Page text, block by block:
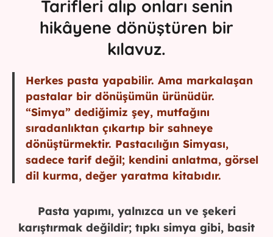
Tarifleri alıp onları senin
hikâyene dönüştüren bir
kılavuz.
Herkes pasta yapabilir. Ama markalaşan
pastalar bir dönüşümün ürünüdür.
“Simya” dediğimiz şey, mutfağını
sıradanlıktan çıkartıp bir sahneye
dönüştürmektir. Pastacılığın Simyası,
sadece tarif değil; kendini anlatma, görsel
dil kurma, değer yaratma kitabıdır.
Pasta yapımı, yalnızca un ve şekeri
karıştırmak değildir; tıpkı simya gibi, basit